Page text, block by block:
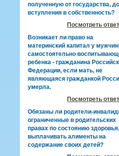
полученную от государства, до
вступления в собственность?
Посмотреть
Возникает ли право на
материнский капитал у
самостоятельно
ребенка - гражданина
Федерации, если мать, не
являющаяся гражданкой
умерла.
Посмотреть
Обязаны ли родители-
ограниченные в родительских
правах по состоянию здоровья,
выплачивать алименты на
содержание своих детей?